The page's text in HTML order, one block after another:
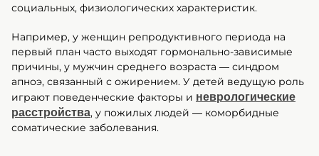
социальных, физиологических характеристик.
Например, у женщин репродуктивного периода на
первый план часто выходят гормонально-зависимые
причины, у мужчин среднего возраста — синдром
апноэ, связанный с ожирением. У детей ведущую роль
играют поведенческие факторы и неврологические
расстройства, у пожилых людей — коморбидные
соматические заболевания.